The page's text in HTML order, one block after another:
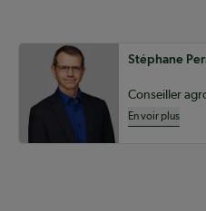
Auteurs deStéphane
En voir plus